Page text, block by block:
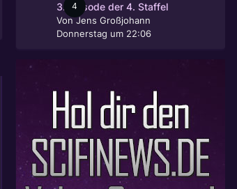
4
3. Episode der 4. Staffel
VonJens Großjohann
Donnerstag um 22:06